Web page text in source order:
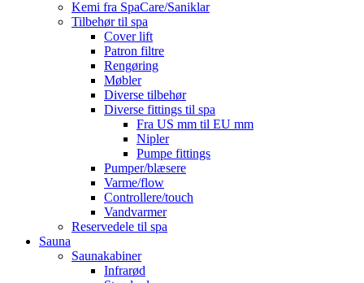
Kemi fra SpaCare/Saniklar
Tilbehør til spa
Cover lift
Patron filtre
Rengøring
Møbler
Diverse tilbehør
Diverse fittings til spa
Fra US mm til EU mm
Nipler
Pumpe fittings
Pumper/blæsere
Varme/flow
Controllere/touch
Vandvarmer
Reservedele til spa
Sauna
Saunakabiner
Infrarød